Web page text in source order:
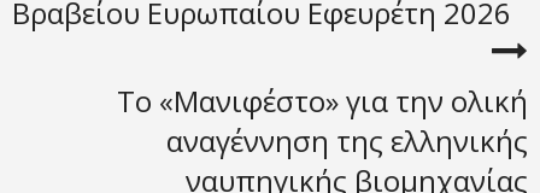
Βραβείου Ευρωπαίου Εφευρέτη 2026
Το «Μανιφέστο» για την ολική
αναγέννηση της ελληνικής
ναυπηγικής βιομηχανίας